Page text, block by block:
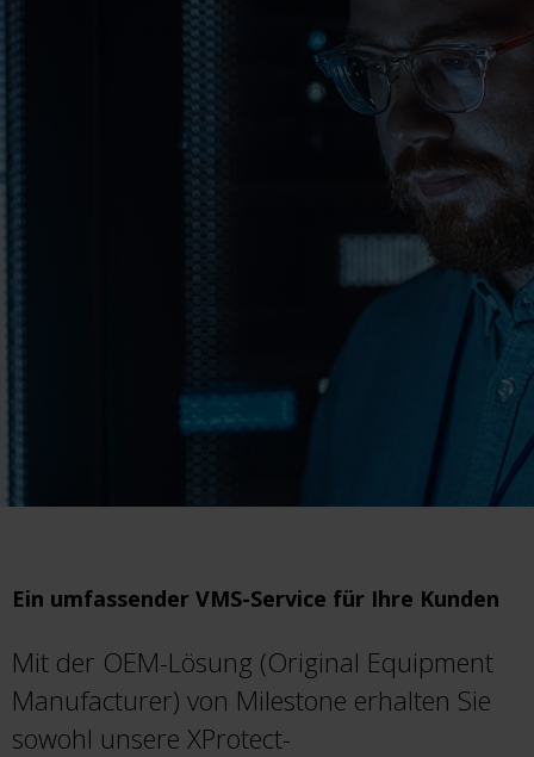
Ein umfassender VMS-Service für Ihre Kunden
Mit der OEM-Lösung (Original Equipment
Manufacturer) von Milestone erhalten Sie
sowohl unsere XProtect-